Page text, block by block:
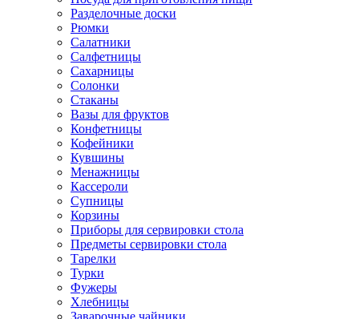
Разделочные доски
Рюмки
Салатники
Салфетницы
Сахарницы
Солонки
Стаканы
Вазы для фруктов
Конфетницы
Кофейники
Кувшины
Менажницы
Кассероли
Супницы
Корзины
Приборы для сервировки стола
Предметы сервировки стола
Тарелки
Турки
Фужеры
Хлебницы
Заварочные чайники